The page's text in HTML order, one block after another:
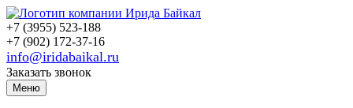
+7 (3955) 523-188
+7 (902) 172-37-16
info@iridabaikal.ru
Заказать звонок
Меню